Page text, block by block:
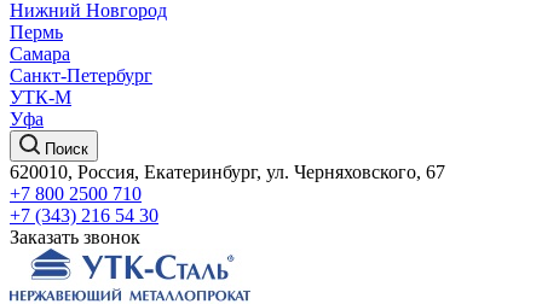
Нижний Новгород
Пермь
Самара
Санкт-Петербург
УТК-М
Уфа
Поиск
620010, Россия, Екатеринбург, ул. Черняховского, 67
+7 800 2500 710
+7 (343) 216 54 30
Заказать звонок